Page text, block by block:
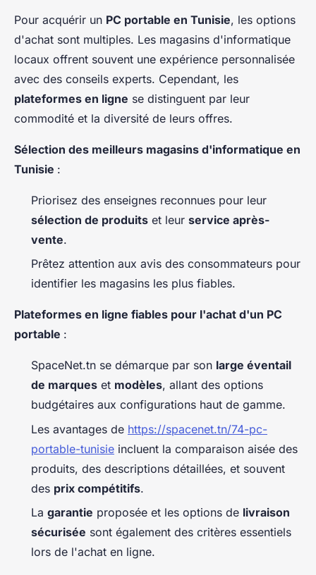
Pour acquérir un PC portable en Tunisie, les options
d'achat sont multiples. Les magasins d'informatique
locaux offrent souvent une expérience personnalisée
avec des conseils experts. Cependant, les
plateformes en ligne se distinguent par leur
commodité et la diversité de leurs offres.
Sélection des meilleurs magasins d'informatique en
Tunisie :
Priorisez des enseignes reconnues pour leur
sélection de produits et leur service après-
vente.
Prêtez attention aux avis des consommateurs pour
identifier les magasins les plus fiables.
Plateformes en ligne fiables pour l'achat d'un PC
portable :
SpaceNet.tn se démarque par son large éventail
de marques et modèles, allant des options
budgétaires aux configurations haut de gamme.
Les avantages de https://spacenet.tn/74-pc-
portable-tunisie incluent la comparaison aisée des
produits, des descriptions détaillées, et souvent
des prix compétitifs.
La garantie proposée et les options de livraison
sécurisée sont également des critères essentiels
lors de l'achat en ligne.